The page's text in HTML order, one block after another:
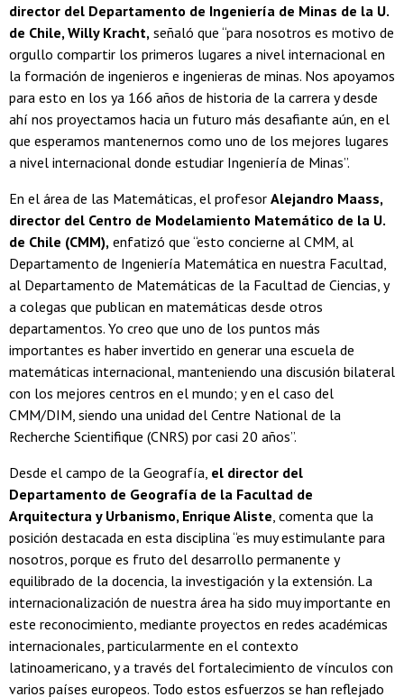
director del Departamento de Ingeniería de Minas de la U.
de Chile, Willy Kracht, señaló que “para nosotros es motivo de
orgullo compartir los primeros lugares a nivel internacional en
la formación de ingenieros e ingenieras de minas. Nos apoyamos
para esto en los ya 166 años de historia de la carrera y desde
ahí nos proyectamos hacia un futuro más desafiante aún, en el
que esperamos mantenernos como uno de los mejores lugares
a nivel internacional donde estudiar Ingeniería de Minas”.
En el área de las Matemáticas, el profesor Alejandro Maass,
director del Centro de Modelamiento Matemático de la U.
de Chile (CMM), enfatizó que “esto concierne al CMM, al
Departamento de Ingeniería Matemática en nuestra Facultad,
al Departamento de Matemáticas de la Facultad de Ciencias, y
a colegas que publican en matemáticas desde otros
departamentos. Yo creo que uno de los puntos más
importantes es haber invertido en generar una escuela de
matemáticas internacional, manteniendo una discusión bilateral
con los mejores centros en el mundo; y en el caso del
CMM/DIM, siendo una unidad del Centre National de la
Recherche Scientifique (CNRS) por casi 20 años”.
Desde el campo de la Geografía, el director del
Departamento de Geografía de la Facultad de
Arquitectura y Urbanismo, Enrique Aliste , comenta que la
posición destacada en esta disciplina “es muy estimulante para
nosotros, porque es fruto del desarrollo permanente y
equilibrado de la docencia, la investigación y la extensión. La
internacionalización de nuestra área ha sido muy importante en
este reconocimiento, mediante proyectos en redes académicas
internacionales, particularmente en el contexto
latinoamericano, y a través del fortalecimiento de vínculos con
varios países europeos. Todo estos esfuerzos se han reflejado